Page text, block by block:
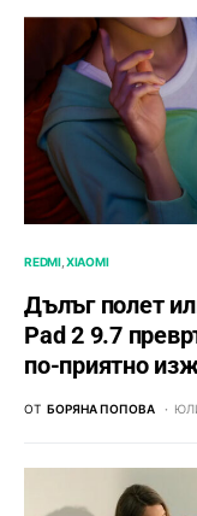
REDMI XIAOMI
Дълъг полет
Pad 2 9.7
по-приятно
ОТ БОРЯНА ПОПОВА